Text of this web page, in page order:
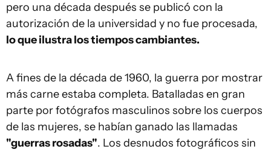
pero una década después se publicó con la
autorización de la universidad y no fue procesada,
lo que ilustra los tiempos cambiantes.
A fines de la década de 1960, la guerra por mostrar
más carne estaba completa. Batalladas en gran
parte por fotógrafos masculinos sobre los cuerpos
de las mujeres, se habían ganado las llamadas
"guerras rosadas". Los desnudos fotográficos sin